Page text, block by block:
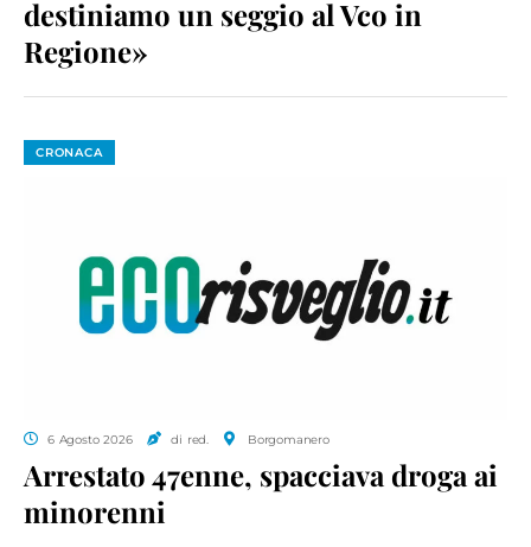
destiniamo un seggio al Vco in
Regione»
CRONACA
6 Agosto 2026 di red. Borgomanero
Arrestato 47enne, spacciava droga ai
minorenni